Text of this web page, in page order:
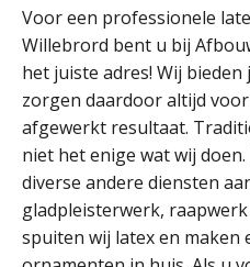
Voor een professionele
Willebrord bent u bij
het juiste adres! Wij
zorgen daardoor altijd
afgewerkt resultaat.
niet het enige wat wij
diverse andere diensten
gladpleisterwerk,
spuiten wij latex en maken